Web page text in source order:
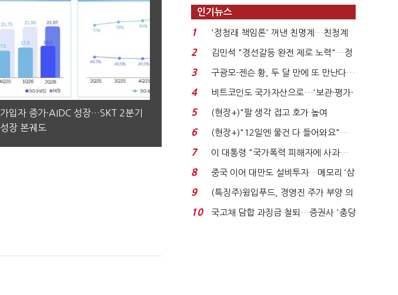
가입자 증가·AIDC 성장…SKT 2분기
성장 본궤도
인기뉴스
1
'정청래 책임론' 꺼낸 친명계…친청계
는 추가투표 때리기...
2
김민석 "경선갈등 완전 제로 노력"…정
청래 "반명 공세 사...
3
구광모-젠슨 황, 두 달 만에 또 만난다…
로봇·AI 등 논...
4
비트코인도 국가자산으로…'보관·평가·
처분' 기준은 ...
5
(현장+)"팔 생각 접고 호가 높여
요"…'덜 똘똘한 한 채' 20...
6
(현장+)"12일엔 물건 다 들어와요"…
빈 매대 채우며 문 연 ...
7
이 대통령 "국가폭력 피해자에 사과…
적극적 조사로 진...
8
중국 이어 대만도 설비투자…메모리 ‘삼
국전쟁’
9
(특징주)윙입푸드, 경영진 주가 부양 의
지에 상한가...
10
국고채 담합 과징금 철퇴…증권사 '충당